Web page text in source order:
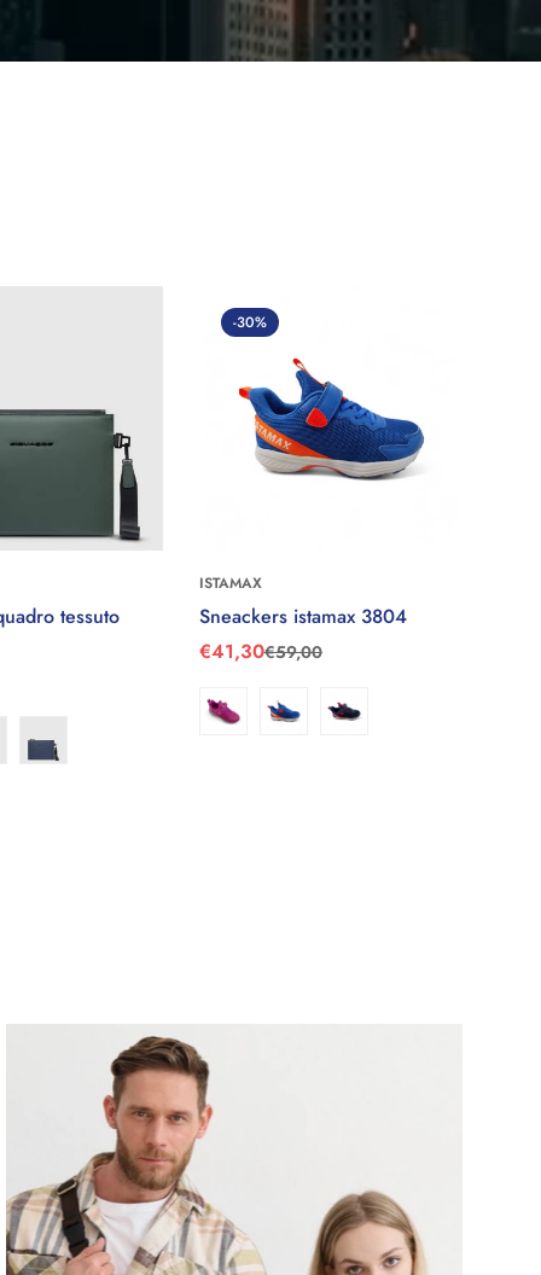
tessuto
-30%
opzioni
ISTAMAX
Sneackers istamax 3804
Prezzo
vendita
€41,30
Prezzo €59,00